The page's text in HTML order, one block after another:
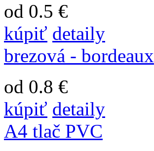
od 0.5 €
kúpiť detaily
brezová - bordeaux
od 0.8 €
kúpiť detaily
A4 tlač PVC